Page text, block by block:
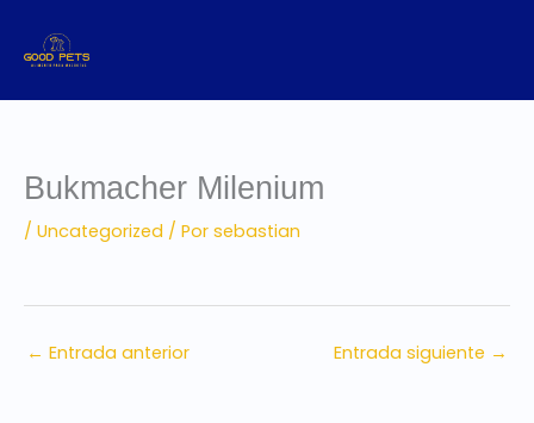
contenido
Bukmacher Milenium
/ Uncategorized / Por sebastian
← Entrada anterior Entrada siguiente →